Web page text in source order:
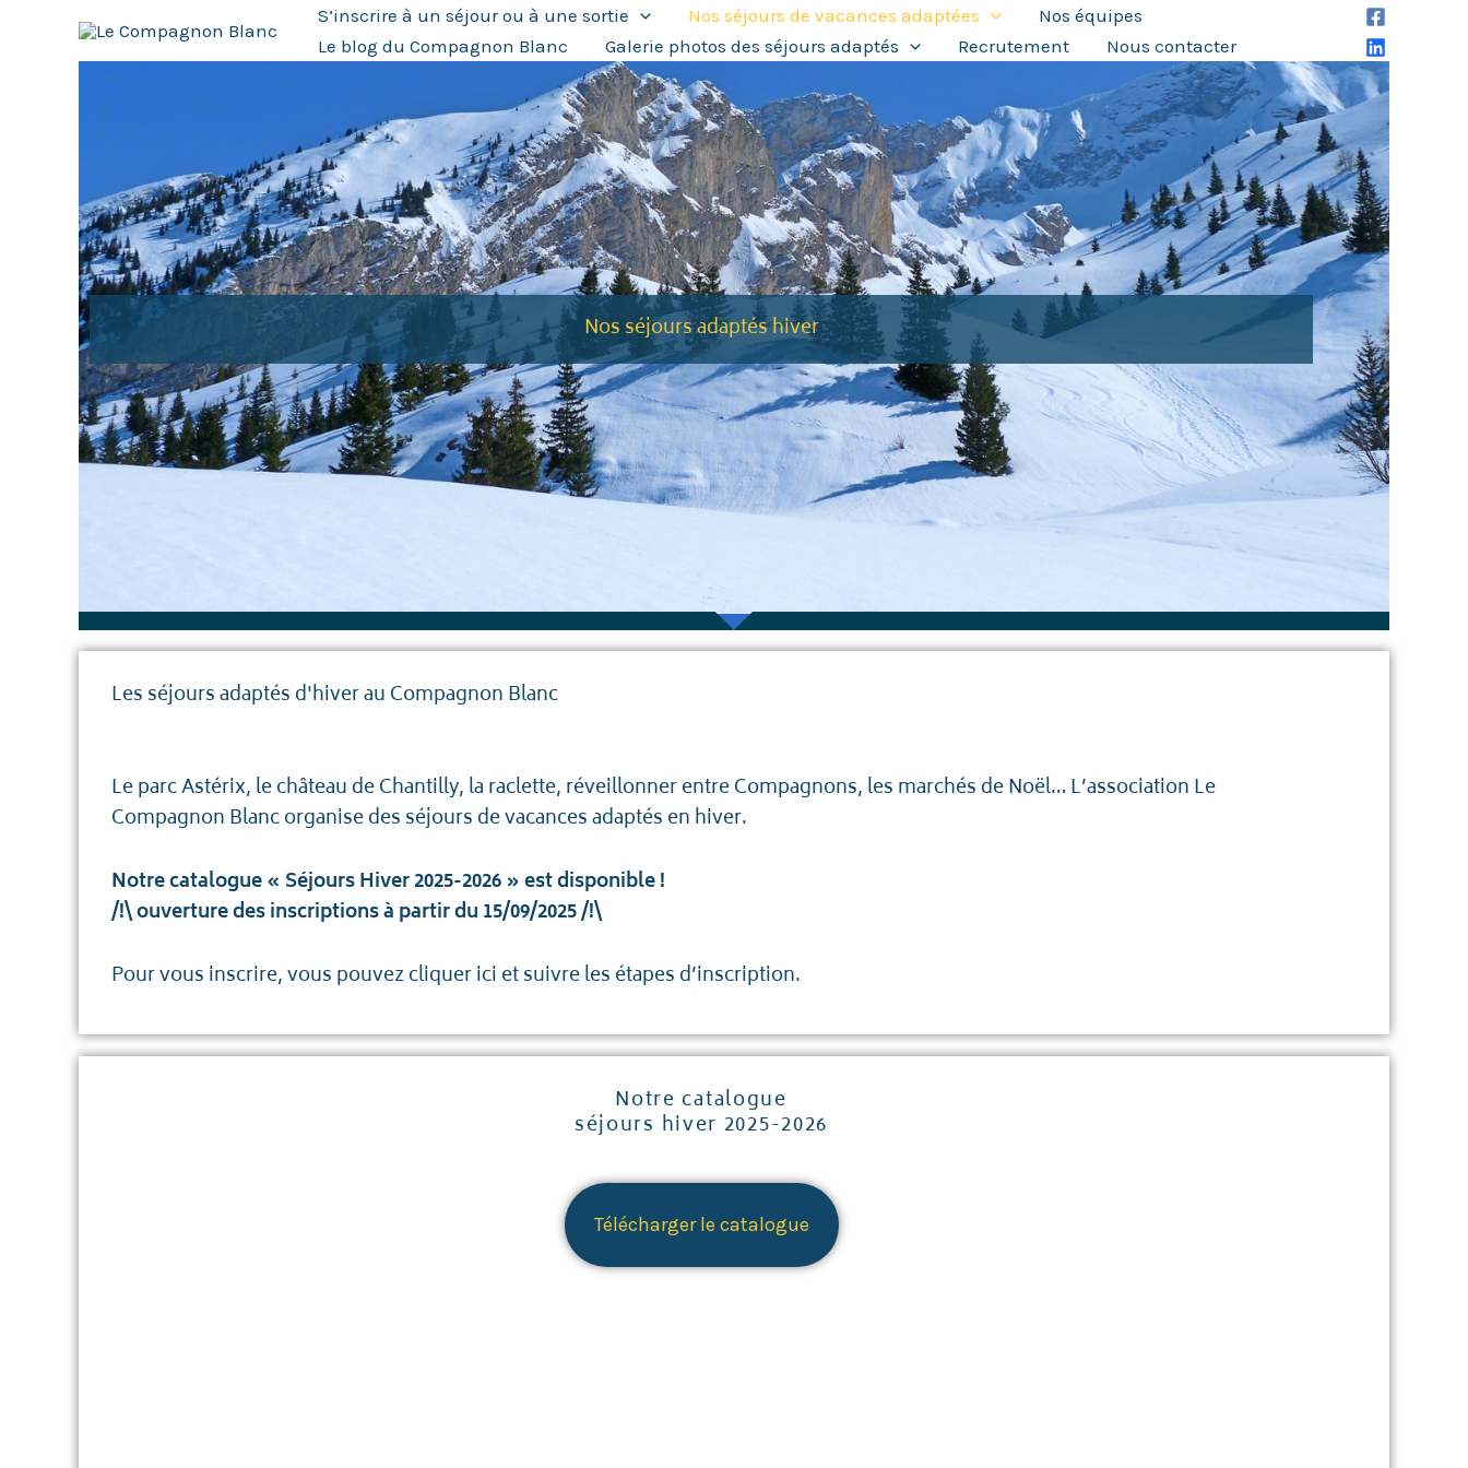
S’inscrire à un séjour ou à une sortie Nos séjours de vacances adaptées
Nos équipes
Le blog du Compagnon Blanc
Galerie photos des séjours adaptés Recrutement Nous contacter
Nos séjours adaptés hiver
Les séjours adaptés d'hiver au Compagnon Blanc
Le parc Astérix, le château de Chantilly, la raclette, réveillonner entre Compagnons, les marchés de Noël… L’association Le
Compagnon Blanc organise des séjours de vacances adaptés en hiver.
Notre catalogue « Séjours Hiver 2025-2026 » est disponible !
/!\ ouverture des inscriptions à partir du 15/09/2025 /!\
Pour vous inscrire, vous pouvez cliquerici et suivre les étapes d’inscription.
Notre catalogue
séjours hiver 2025-2026
Télécharger le catalogue